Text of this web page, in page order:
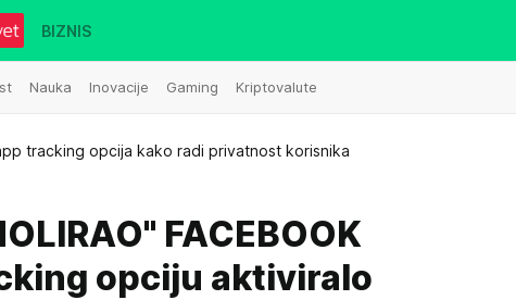
Nauka Inovacije Gaming Kriptovalute
BIZNIS
tracking opcija kako radi privatnost korisnika
FACEBOOK
opciju aktiviralo